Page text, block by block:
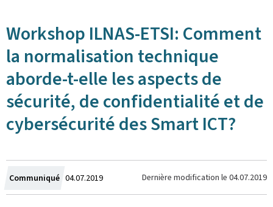
Workshop ILNAS-ETSI: Comment
la normalisation technique
aborde-t-elle les aspects de
sécurité, de confidentialité et de
cybersécurité des Smart ICT?
Communiqué Crée
le
04.07.2019 Dernière modification le 04.07.2019